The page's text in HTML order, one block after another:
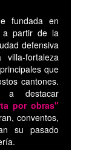
fundada en
a partir de la
defensiva
fortaleza
que
cantones.
a destacar
por obras"
conventos,
su pasado